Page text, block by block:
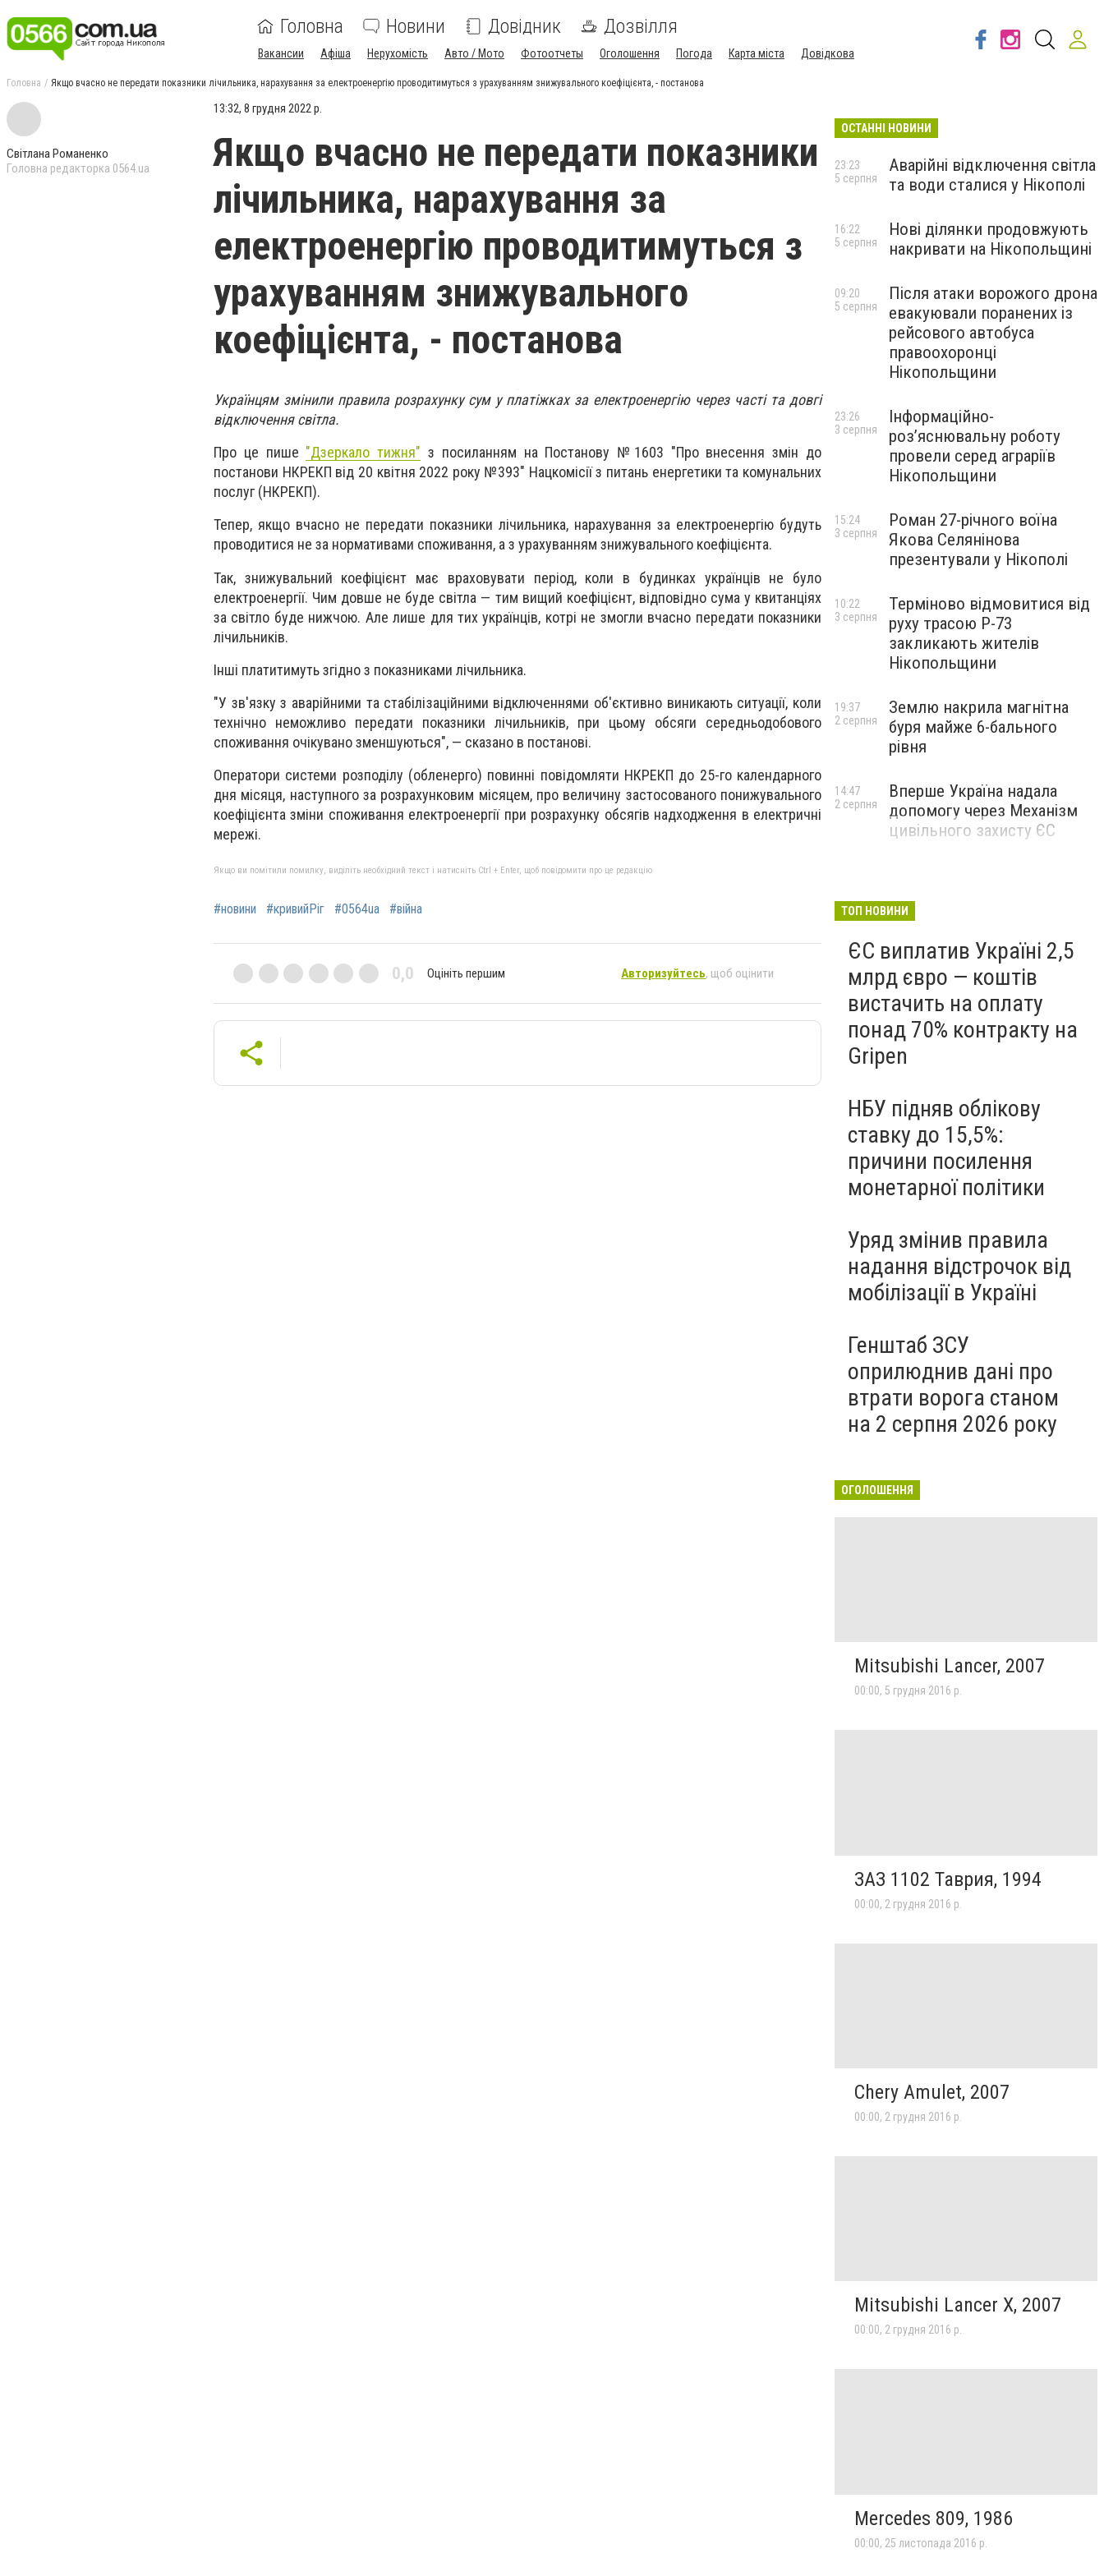
Головна Новини Довідник Дозвілля
Вакансии Афіша Нерухомість Авто / Мото Фотоотчеты Оголошення Погода Карта міста Довідкова
Головна Якщо вчасно не передати показники лічильника, нарахування за електроенергію проводитимуться з урахуванням знижувального коефіцієнта, - постанова
Світлана Романенко
Головна редакторка 0564.ua
13:32, 8 грудня 2022 р.
Якщо вчасно не передати показники
лічильника, нарахування за
електроенергію проводитимуться з
урахуванням знижувального
коефіцієнта, - постанова
Українцям змінили правила розрахунку сум у платіжках за електроенергію через часті та довгі
відключення світла.
Про це пише "Дзеркало тижня" з посиланням на Постанову №1603 "Про внесення змін до
постанови НКРЕКП від 20 квітня 2022 року №393" Нацкомісії з питань енергетики та комунальних
послуг (НКРЕКП).
Тепер, якщо вчасно не передати показники лічильника, нарахування за електроенергію будуть
проводитися не за нормативами споживання, а з урахуванням знижувального коефіцієнта.
Так, знижувальний коефіцієнт має враховувати період, коли в будинках українців не було
електроенергії. Чим довше не буде світла — тим вищий коефіцієнт, відповідно сума у квитанціях
за світло буде нижчою. Але лише для тих українців, котрі не змогли вчасно передати показники
лічильників.
Інші платитимуть згідно з показниками лічильника.
"У зв'язку з аварійними та стабілізаційними відключеннями об'єктивно виникають ситуації, коли
технічно неможливо передати показники лічильників, при цьому обсяги середньодобового
споживання очікувано зменшуються", — сказано в постанові.
Оператори системи розподілу (обленерго) повинні повідомляти НКРЕКП до 25-го календарного
дня місяця, наступного за розрахунковим місяцем, про величину застосованого понижувального
коефіцієнта зміни споживання електроенергії при розрахунку обсягів надходження в електричні
мережі.
Якщо ви помітили помилку, виділіть необхідний текст і натисніть Ctrl + Enter, щоб повідомити про це редакцію
#новини #кривийРіг #0564ua #війна
0,0 Оцініть першим Авторизуйтесь, щоб оцінити
ОСТАННІ НОВИНИ
Аварійні відключення світла
та води сталися у Нікополі
23:23
5 серпня
Нові ділянки продовжують
накривати на Нікопольщині
16:22
5 серпня
Після атаки ворожого дрона
евакуювали поранених із
рейсового автобуса
правоохоронці
Нікопольщини
09:20
5 серпня
Інформаційно-
роз’яснювальну роботу
провели серед аграріїв
Нікопольщини
23:26
3 серпня
Роман 27-річного воїна
Якова Селянінова
презентували у Нікополі
15:24
3 серпня
Терміново відмовитися від
руху трасою Р-73
закликають жителів
Нікопольщини
10:22
3 серпня
Землю накрила магнітна
буря майже 6-бального
рівня
19:37
2 серпня
Вперше Україна надала
допомогу через Механізм
цивільного захисту ЄС
14:47
2 серпня
ТОП НОВИНИ
ЄС виплатив Україні 2,5
млрд євро — коштів
вистачить на оплату
понад 70% контракту на
Gripen
НБУ підняв облікову
ставку до 15,5%:
причини посилення
монетарної політики
Уряд змінив правила
надання відстрочок від
мобілізації в Україні
Генштаб ЗСУ
оприлюднив дані про
втрати ворога станом
на 2 серпня 2026 року
ОГОЛОШЕННЯ
Mitsubishi Lancer, 2007
00:00, 5 грудня 2016 р.
ЗАЗ 1102 Таврия, 1994
00:00, 2 грудня 2016 р.
Chery Amulet, 2007
00:00, 2 грудня 2016 р.
Mitsubishi Lancer X, 2007
00:00, 2 грудня 2016 р.
Mercedes 809, 1986
00:00, 25 листопада 2016 р.